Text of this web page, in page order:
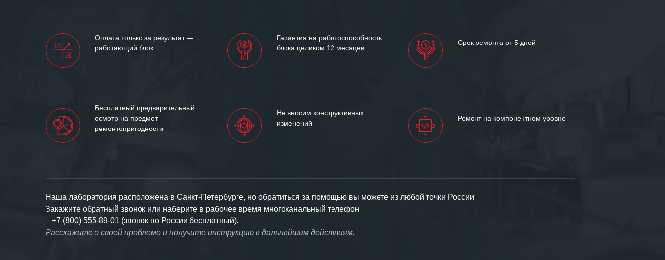
Оплата только за результат —
работающий блок
Гарантия на работоспособность
блока целиком 12 месяцев
Срок ремонта от 5 дней
Бесплатный предварительный
осмотр на предмет
ремонтопригодности
Не вносим конструктивных
изменений
Ремонт на компонентном уровне
Наша лаборатория расположена в Санкт-Петербурге, но обратиться за помощью вы можете из любой точки России.
Закажите обратный звонок или наберите в рабочее время многоканальный телефон
– +7 (800) 555-89-01 (звонок по России бесплатный).
Расскажите о своей проблеме и получите инструкцию к дальнейшим действиям.